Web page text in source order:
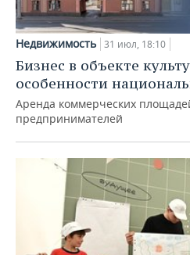
Недвижимость 31 июл, 18:10
Бизнес в объекте
особенности
Аренда коммерческих
предпринимателей